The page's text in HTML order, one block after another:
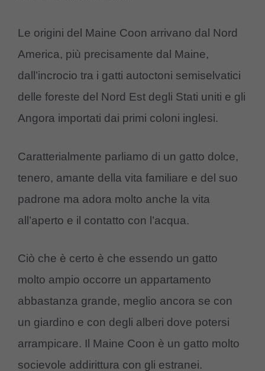
Le origini del Maine Coon arrivano dal Nord
America, più precisamente dal Maine,
dall’incrocio tra i gatti autoctoni semiselvatici
delle foreste del Nord Est degli Stati uniti e gli
Angora importati dai primi coloni inglesi.
Caratterialmente parliamo di un gatto dolce,
tenero, amante della vita familiare e del suo
padrone ma adora molto anche la vita
all’aperto e il contatto con l’acqua.
Ciò che è certo è che essendo un gatto
molto ampio occorre un appartamento
abbastanza grande, meglio ancora se con
un giardino e con degli alberi dove potersi
arrampicare. Il Maine Coon è un gatto molto
socievole addirittura con gli estranei.